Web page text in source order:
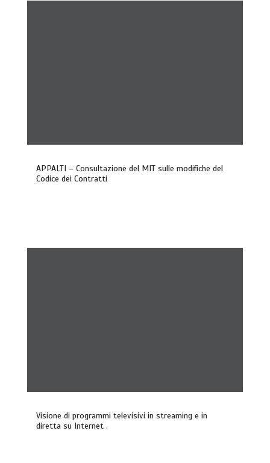
APPALTI – Consultazione del MIT sulle modifiche del
Codice dei Contratti
Visione di programmi televisivi in streaming e in
diretta su Internet .